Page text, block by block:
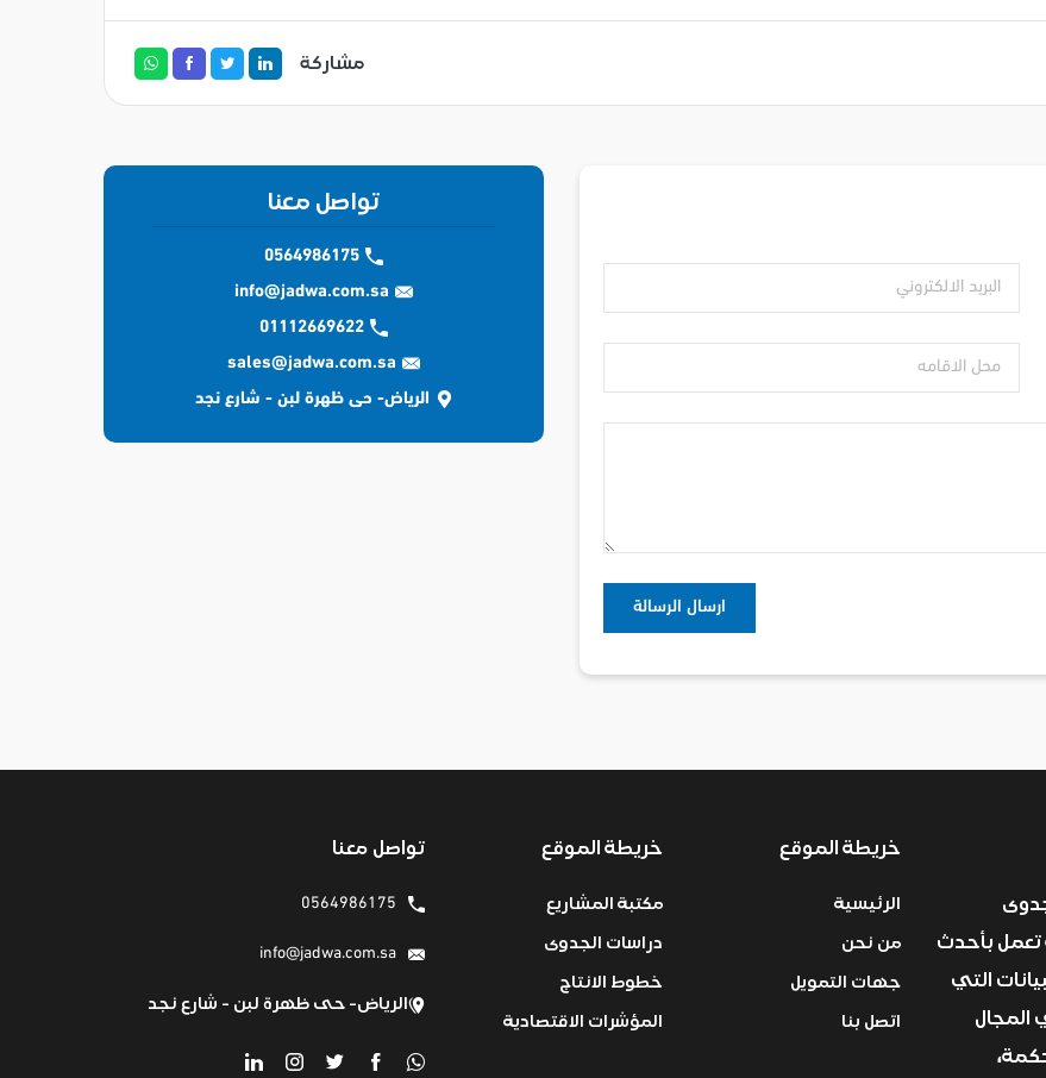
مشاركة
تواصل معنا
0564986175
info@jadwa.com.sa
01112669622
sales@jadwa.com.sa
الرياض- حى ظهرة لبن - شارع نجد
تعمل بأحدث
التي
المجال
خريطة الموقع
الرئيسية
من نحن
جهات التمويل
اتصل بنا
خريطة الموقع
مكتبة المشاريع
دراسات الجدوى
خطوط الانتاج
المؤشرات الاقتصادية
تواصل معنا
0564986175
info@jadwa.com.sa
الرياض- حى ظهرة لبن - شارع نجد